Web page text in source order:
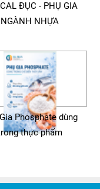
ĐỤC - PHỤ GIA
NGÀNH NHỰA
Phosphate dùng
thực phẩm